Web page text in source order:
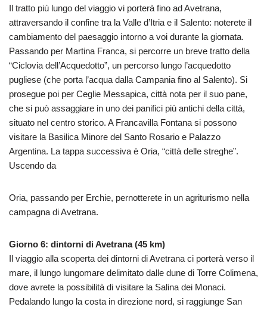
Il tratto più lungo del viaggio vi porterà fino ad Avetrana,
attraversando il confine tra la Valle d’Itria e il Salento: noterete il
cambiamento del paesaggio intorno a voi durante la giornata.
Passando per Martina Franca, si percorre un breve tratto della
“Ciclovia dell’Acquedotto”, un percorso lungo l’acquedotto
pugliese (che porta l’acqua dalla Campania fino al Salento). Si
prosegue poi per Ceglie Messapica, città nota per il suo pane,
che si può assaggiare in uno dei panifici più antichi della città,
situato nel centro storico. A Francavilla Fontana si possono
visitare la Basilica Minore del Santo Rosario e Palazzo
Argentina. La tappa successiva è Oria, “città delle streghe”.
Uscendo da
Oria, passando per Erchie, pernotterete in un agriturismo nella
campagna di Avetrana.
Giorno 6: dintorni di Avetrana (45 km)
Il viaggio alla scoperta dei dintorni di Avetrana ci porterà verso il
mare, il lungo lungomare delimitato dalle dune di Torre Colimena,
dove avrete la possibilità di visitare la Salina dei Monaci.
Pedalando lungo la costa in direzione nord, si raggiunge San